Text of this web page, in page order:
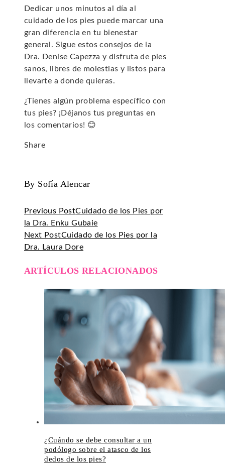
Dedicar unos minutos al día al
cuidado de los pies puede marcar una
gran diferencia en tu bienestar
general. Sigue estos consejos de la
Dra. Denise Capezza y disfruta de pies
sanos, libres de molestias y listos para
llevarte a donde quieras.
¿Tienes algún problema específico con
tus pies? ¡Déjanos tus preguntas en
los comentarios! 😊
Share
By Sofía Alencar
Previous PostCuidado de los Pies por
la Dra. Enku Gubaie
Next PostCuidado de los Pies por la
Dra. Laura Dore
ARTÍCULOS RELACIONADOS
¿Cuándo se debe consultar a un
podólogo sobre el atasco de los
dedos de los pies?